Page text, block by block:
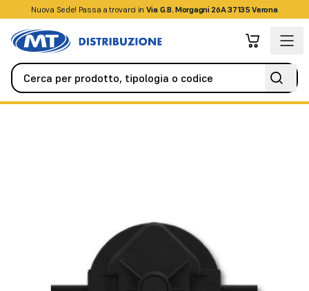
Nuova Sede! Passa a trovarci in Via G.B. Morgagni 26A 37135 Verona
+39045509826